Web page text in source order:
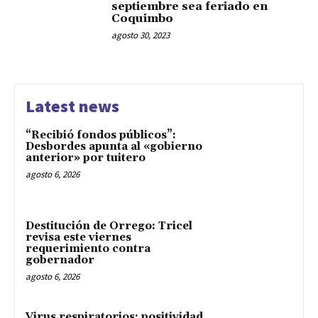
septiembre sea feriado en
Coquimbo
agosto 30, 2023
Latest news
“Recibió fondos públicos”:
Desbordes apunta al «gobierno
anterior» por tuitero
agosto 6, 2026
Destitución de Orrego: Tricel
revisa este viernes
requerimiento contra
gobernador
agosto 6, 2026